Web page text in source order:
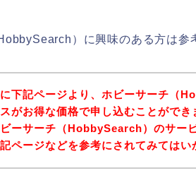
）に興味のある方は参
下記ページより、ホビーサーチ（
がお得な価格で申し込むことができ
ーサーチ（HobbySearch）のサー
ページなどを参考にされてみてはい